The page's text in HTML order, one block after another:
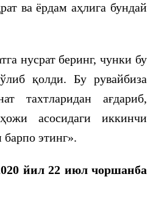
ва ёрдам аҳлига бундай
нусрат беринг, чунки бу
қолди. Бу рувайбиза
тахтларидан ағдариб,
асосидаги иккинчи
этинг».
йил 22 июл чоршанба